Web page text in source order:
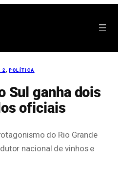
2 , POLÍTICA
Sul ganha dois
oficiais
do Rio Grande
nacional de vinhos e